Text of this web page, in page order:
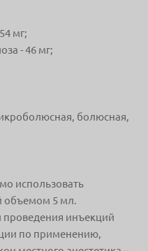
мг;
- 46 мг;
болюсная,
использовать
объемом 5 мл.
инъекций
по применению,